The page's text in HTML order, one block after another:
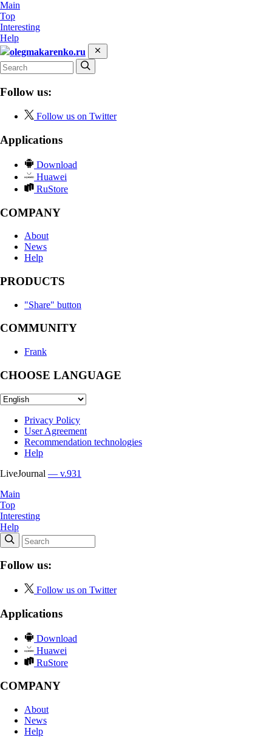
Main
Top
Interesting
Help
olegmakarenko.ru
Follow us:
Follow us on Twitter
Applications
Download
Huawei
RuStore
COMPANY
About
News
Help
PRODUCTS
"Share" button
COMMUNITY
Frank
CHOOSE LANGUAGE
Privacy Policy
User Agreement
Recommendation technologies
Help
LiveJournal — v.931
Main
Top
Interesting
Help
Follow us:
Follow us on Twitter
Applications
Download
Huawei
RuStore
COMPANY
About
News
Help